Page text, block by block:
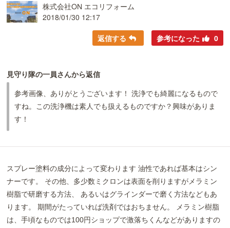
株式会社ON エコリフォーム
2018/01/30 12:17
返信する 参考になった 0
見守り隊の一員さんから返信
参考画像、ありがとうございます！ 洗浄でも綺麗になるもので
すね。この洗浄機は素人でも扱えるものですか？興味がありま
す！
スプレー塗料の成分によって変わります 油性であれば基本はシン
ナーです。 その他、多少数ミクロンは表面を削りますがメラミン
樹脂で研磨する方法、 あるいはグラインダーで磨く方法などもあ
ります。 期間がたっていれば洗剤ではおちません。 メラミン樹脂
は、手頃なものでは100円ショップで激落ちくんなどがありますの